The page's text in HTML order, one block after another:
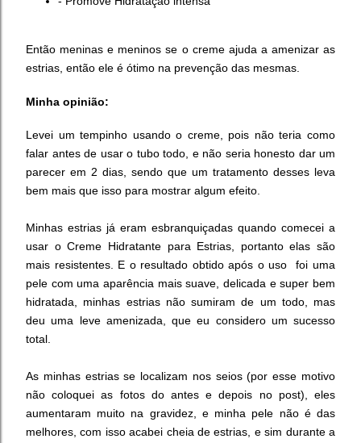
Então meninas e meninos se o creme ajuda a amenizar as
estrias, então ele é ótimo na prevenção das mesmas.
Minha opinião:
Levei um tempinho usando o creme, pois não teria como
falar antes de usar o tubo todo, e não seria honesto dar um
parecer em 2 dias, sendo que um tratamento desses leva
bem mais que isso para mostrar algum efeito.
Minhas estrias já eram esbranquiçadas quando comecei a
usar o Creme Hidratante para Estrias, portanto elas são
mais resistentes. E o resultado obtido após o uso foi uma
pele com uma aparência mais suave, delicada e super bem
hidratada, minhas estrias não sumiram de um todo, mas
deu uma leve amenizada, que eu considero um sucesso
total.
As minhas estrias se localizam nos seios (por esse motivo
não coloquei as fotos do antes e depois no post), eles
aumentaram muito na gravidez, e minha pele não é das
melhores, com isso acabei cheia de estrias, e sim durante a